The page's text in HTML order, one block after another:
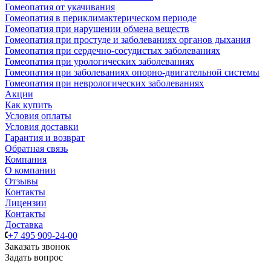
Гомеопатия от укачивания
Гомеопатия в периклимактерическом периоде
Гомеопатия при нарушении обмена веществ
Гомеопатия при простуде и заболеваниях органов дыхания
Гомеопатия при сердечно-сосудистых заболеваниях
Гомеопатия при урологических заболеваниях
Гомеопатия при заболеваниях опорно-двигательной системы
Гомеопатия при неврологических заболеваниях
Акции
Как купить
Условия оплаты
Условия доставки
Гарантия и возврат
Обратная связь
Компания
О компании
Отзывы
Контакты
Лицензии
Контакты
Доставка
+7 495 909-24-00
Заказать звонок
Задать вопрос